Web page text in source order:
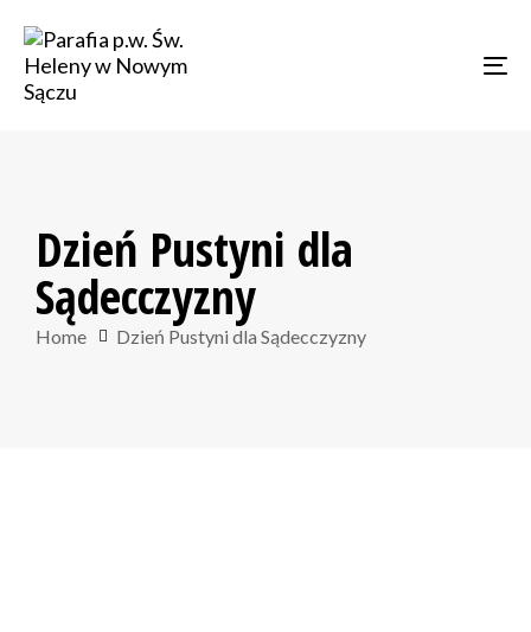
links to
primary
Dzień Pustyni dla
Sądecczyzny
Home Dzień Pustyni dla Sądecczyzny